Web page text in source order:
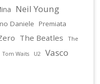
Neil Young
Daniele
Premiata
The Beatles
The
Tom Waits U2
Vasco